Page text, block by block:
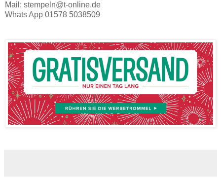
Mail: stempeln@t-online.de
Whats App 01578 5038509